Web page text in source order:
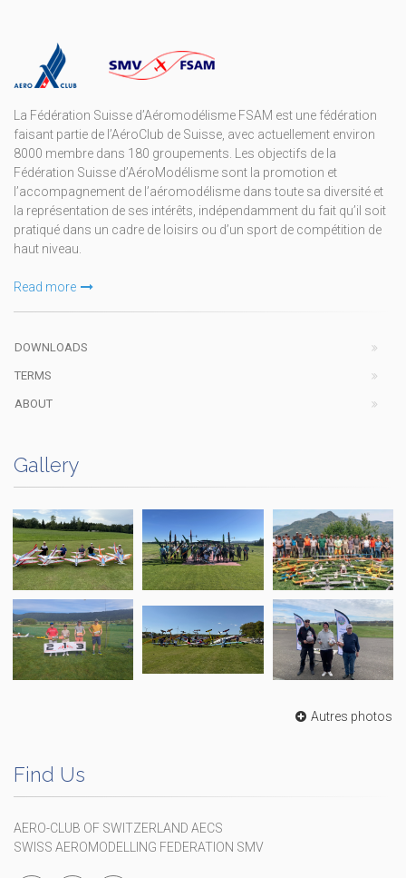
La Fédération Suisse d’Aéromodélisme FSAM est une fédération
faisant partie de l’AéroClub de Suisse, avec actuellement environ
8000 membre dans 180 groupements. Les objectifs de la
Fédération Suisse d’AéroModélisme sont la promotion et
l’accompagnement de l’aéromodélisme dans toute sa diversité et
la représentation de ses intérêts, indépendamment du fait qu’il soit
pratiqué dans un cadre de loisirs ou d’un sport de compétition de
haut niveau.
Read more
DOWNLOADS
TERMS
ABOUT
Gallery
Autres photos
Find Us
AERO-CLUB OF SWITZERLAND AECS
SWISS AEROMODELLING FEDERATION SMV